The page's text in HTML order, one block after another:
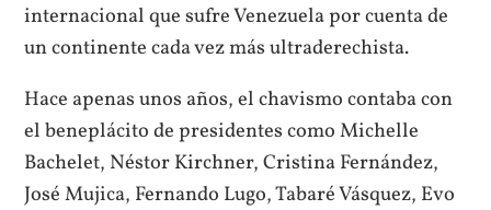
internacional que sufre Venezuela por cuenta de
un continente cada vez más ultraderechista.
Hace apenas unos años, el chavismo contaba con
el beneplácito de presidentes como Michelle
Bachelet, Néstor Kirchner, Cristina Fernández,
José Mujica, Fernando Lugo, Tabaré Vásquez, Evo